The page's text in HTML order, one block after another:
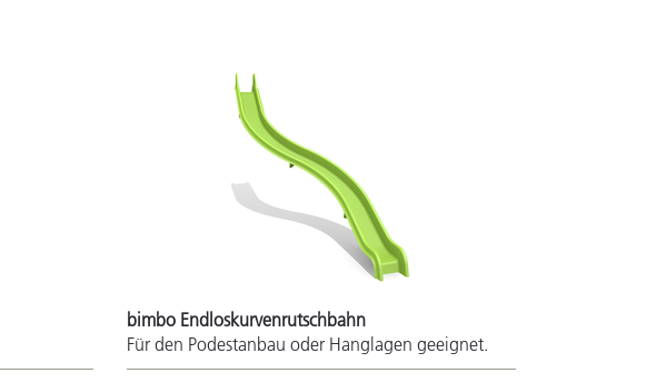
bimbo Endloskurvenrutschbahn
Für den Podestanbau oder Hanglagen geeignet.